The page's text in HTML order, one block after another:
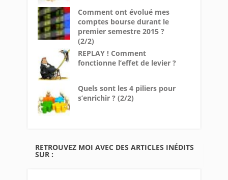
Comment ont évolué mes
comptes bourse durant le
premier semestre 2015 ?
(2/2)
REPLAY ! Comment
fonctionne l’effet de levier ?
Quels sont les 4 piliers pour
s’enrichir ? (2/2)
RETROUVEZ MOI AVEC DES ARTICLES INÉDITS
SUR :